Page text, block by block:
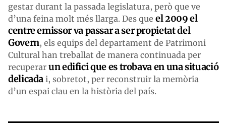
gestar durant la passada legislatura, però que ve
d’una feina molt més llarga. Des que el 2009 el
centre emissor va passar a ser propietat del
Govern, els equips del departament de Patrimoni
Cultural han treballat de manera continuada per
recuperar un edifici que es trobava en una situació
delicada i, sobretot, per reconstruir la memòria
d’un espai clau en la història del país.